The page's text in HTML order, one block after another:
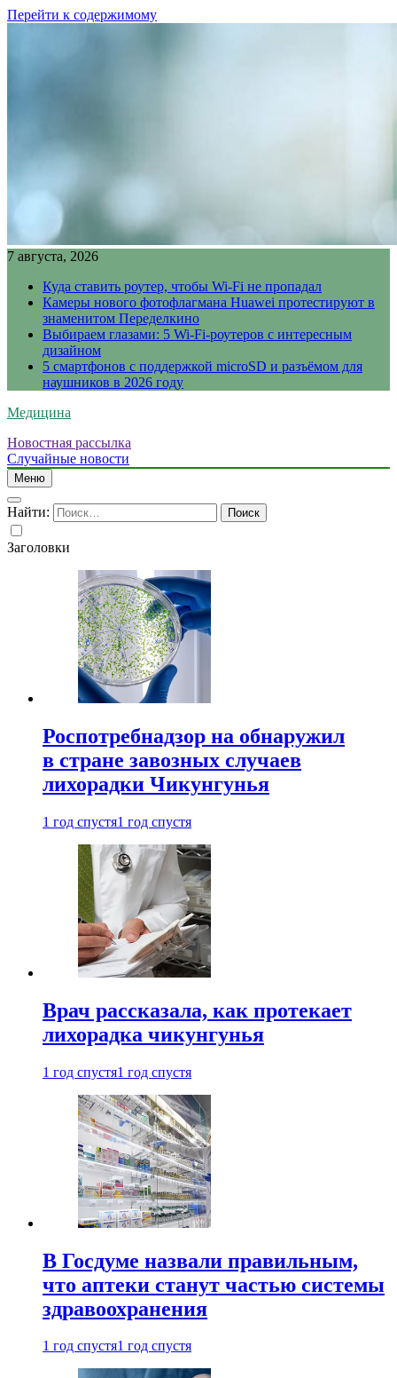
Перейти к содержимому
7 августа, 2026
Куда ставить роутер, чтобы Wi-Fi не пропадал
Камеры нового фотофлагмана Huawei протестируют в
знаменитом Переделкино
Выбираем глазами: 5 Wi-Fi-роутеров с интересным
дизайном
5 смартфонов с поддержкой microSD и разъёмом для
наушников в 2026 году
Медицина
Новостная рассылка
Случайные новости
Меню
Найти:
Заголовки
Роспотребнадзор на обнаружил
в стране завозных случаев
лихорадки Чикунгунья
1 год спустя1 год спустя
Врач рассказала, как протекает
лихорадка чикунгунья
1 год спустя1 год спустя
В Госдуме назвали правильным,
что аптеки станут частью системы
здравоохранения
1 год спустя1 год спустя